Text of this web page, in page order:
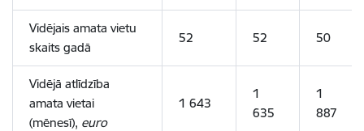
Vidējais amata vietu
skaits gadā
52 52 50
Vidējā atlīdzība
amata vietai
(mēnesī), euro
1 643
1
635
1
887